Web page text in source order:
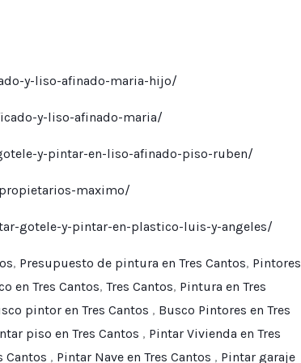
y-liso-afinado-maria-hijo/
y-liso-afinado-maria/
y-pintar-en-liso-afinado-piso-ruben/
maximo/
gotele-y-pintar-en-plastico-luis-y-angeles/
, Presupuesto de pintura en Tres Cantos, Pintores
en Tres Cantos, Tres Cantos, Pintura en Tres
pintor en Tres Cantos , Busco Pintores en Tres
piso en Tres Cantos , Pintar Vivienda en Tres
Cantos , Pintar Nave en Tres Cantos , Pintar garaje